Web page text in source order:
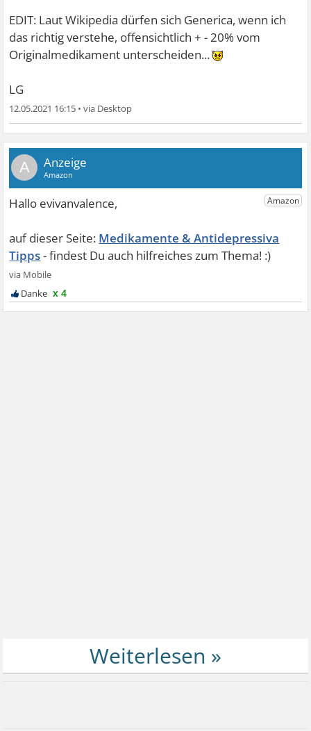
EDIT: Laut Wikipedia dürfen sich Generica, wenn ich
das richtig verstehe, offensichtlich + - 20% vom
Originalmedikament unterscheiden...
LG
12.05.2021 16:15 •
A
Medikamente & Antidepressiva
Tipps
x 4